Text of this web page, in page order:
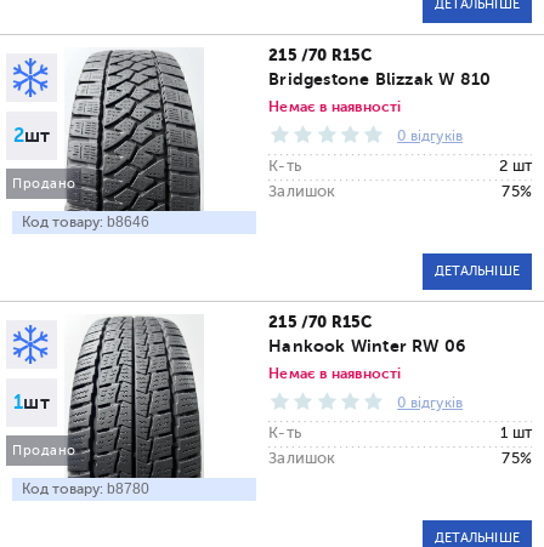
ДЕТАЛЬНІШЕ
2шт
Продано
Код товару: b8646
215 /70 R15C
Bridgestone Blizzak W 810
Немає в наявності
0 відгуків
К-ть
2 шт
Залишок
75%
ДЕТАЛЬНІШЕ
1шт
Продано
Код товару: b8780
215 /70 R15C
Hankook Winter RW 06
Немає в наявності
0 відгуків
К-ть
1 шт
Залишок
75%
ДЕТАЛЬНІШЕ